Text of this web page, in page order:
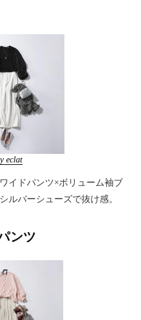
eclat
イドパンツ×ボリューム袖ブ
ルバーシューズで抜け感。
ンツ